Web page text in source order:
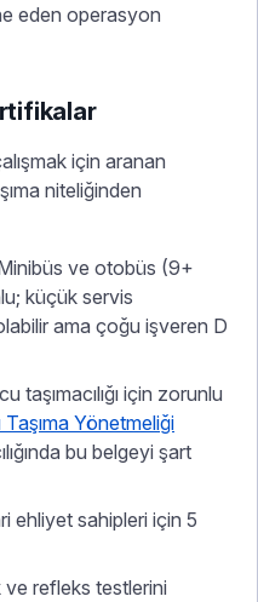
eden operasyon
için aranan
niteliğinden
ve otobüs (9+
küçük servis
ama çoğu işveren D
taşımacılığı için zorunlu
Yönetmeliği
bu belgeyi şart
ehliyet sahipleri için 5
refleks testlerini